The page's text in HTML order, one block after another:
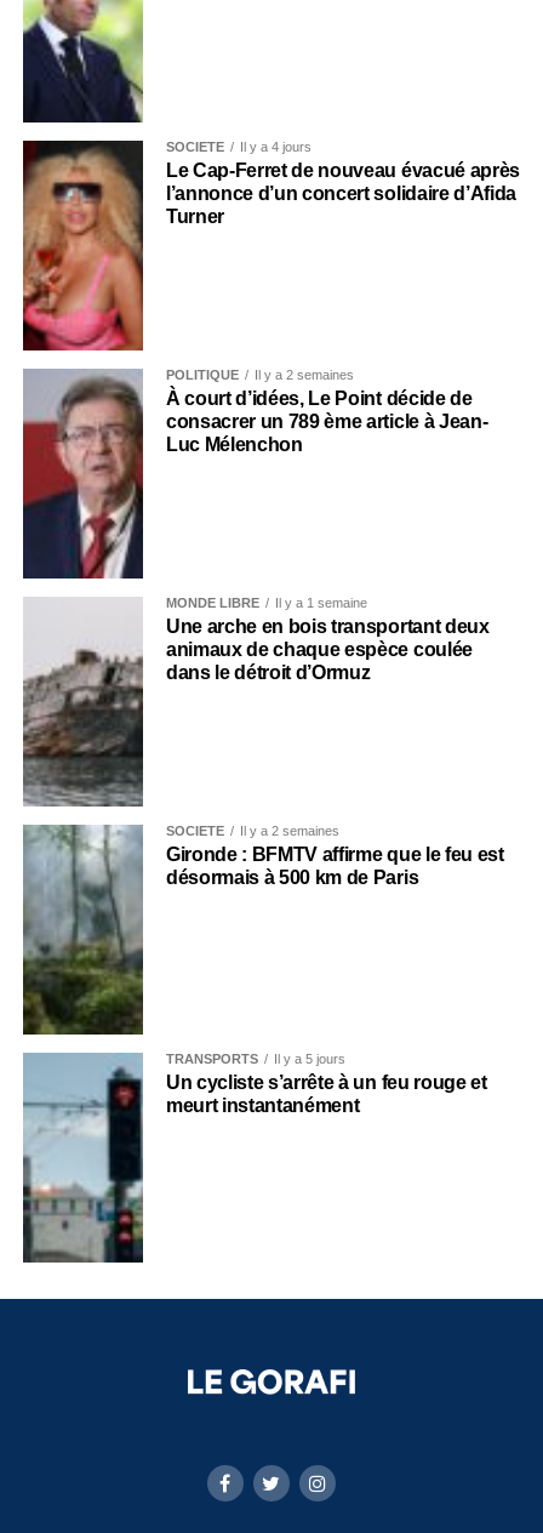
SOCIÉTÉ Il y a 4 jours
Le Cap-Ferret de nouveau évacué après
l’annonce d’un concert solidaire d’Afida
Turner
POLITIQUE Il y a 2 semaines
À court d’idées, Le Point décide de
consacrer un 789 ème article à Jean-
Luc Mélenchon
MONDE LIBRE Il y a 1 semaine
Une arche en bois transportant deux
animaux de chaque espèce coulée
dans le détroit d’Ormuz
SOCIÉTÉ Il y a 2 semaines
Gironde : BFMTV affirme que le feu est
désormais à 500 km de Paris
TRANSPORTS Il y a 5 jours
Un cycliste s’arrête à un feu rouge et
meurt instantanément